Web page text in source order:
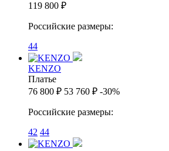
119 800 ₽
Российские размеры:
44
KENZO
Платье
76 800 ₽ 53 760 ₽ -30%
Российские размеры:
42 44